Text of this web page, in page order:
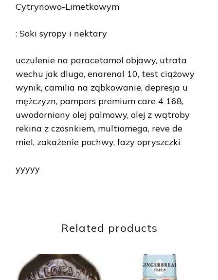
Cytrynowo-Limetkowym
: Soki syropy i nektary
uczulenie na paracetamol objawy, utrata
wechu jak dlugo, enarenal 10, test ciążowy
wynik, camilia na ząbkowanie, depresja u
mężczyzn, pampers premium care 4 168,
uwodorniony olej palmowy, olej z wątroby
rekina z czosnkiem, multiomega, reve de
miel, zakażenie pochwy, fazy opryszczki
yyyyy
Related products